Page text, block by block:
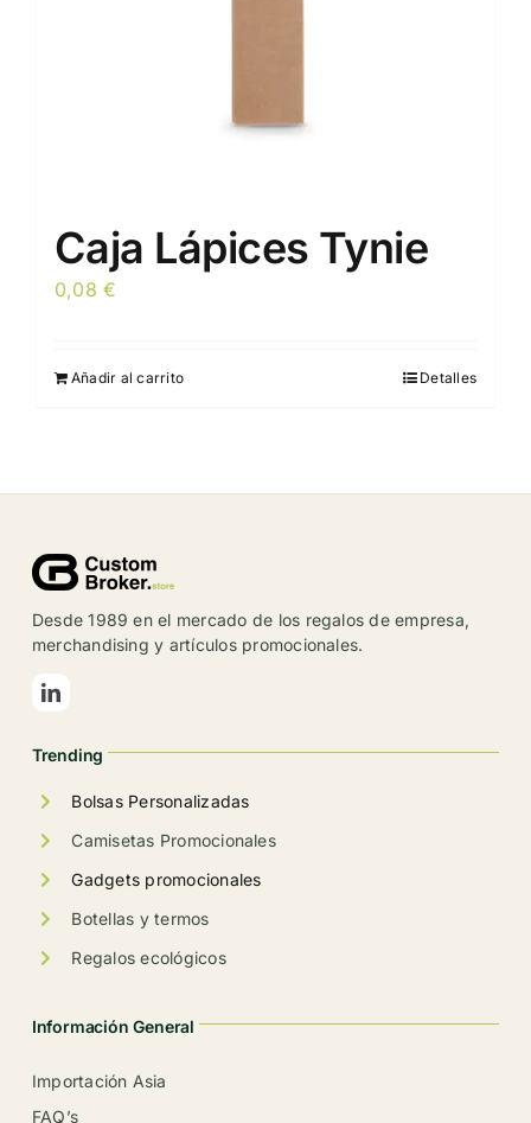
Caja Lápices Tynie
0,08€
Añadir al carrito Detalles
Desde 1989 en el mercado de los regalos de empresa,
merchandising y artículos promocionales.
Trending
Bolsas Personalizadas
Camisetas Promocionales
Gadgets promocionales
Botellas y termos
Regalos ecológicos
Información General
Importación Asia
FAQ’s